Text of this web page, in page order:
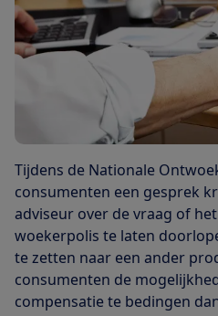
Tijdens de Nationale
consumenten een gesprek
adviseur over de vraag of
woekerpolis te laten
te zetten naar een ander
consumenten de
compensatie te bedingen